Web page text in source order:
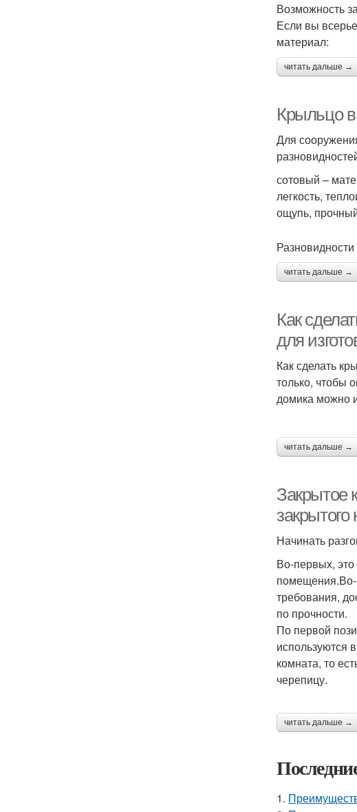
Возможность
Если вы
материал:
читать дальше →
Крыльцо
Для
сотовый –
легкость,
ощупь,
читать дальше →
Как
для
Как сделать
только, чтобы
домика можно
читать дальше →
Закрытое
Начинать
Во-первых, это
помещения.Во-
требования,
по прочности.
По первой
используются
комната, то
черепицу.
читать дальше →
1.